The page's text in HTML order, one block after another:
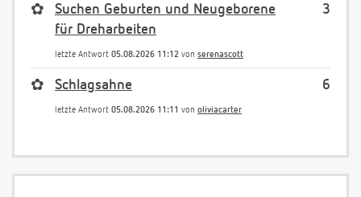
3
✿
Suchen Geburten und Neugeborene
für Dreharbeiten
letzte Antwort 05.08.2026 11:12 von serenascott
6
✿ Schlagsahne
letzte Antwort 05.08.2026 11:11 von oliviacarter